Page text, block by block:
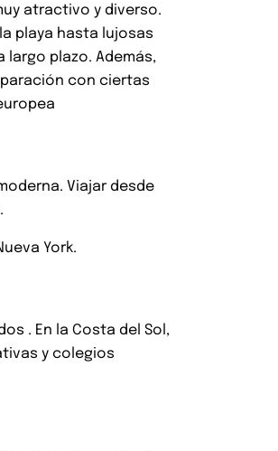
atractivo y diverso.
playa hasta lujosas
largo plazo. Además,
con ciertas
Viajar desde
York.
. En la Costa del Sol,
y colegios